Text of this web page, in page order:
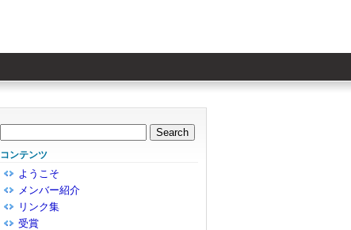
コンテンツ
ようこそ
メンバー紹介
リンク集
受賞